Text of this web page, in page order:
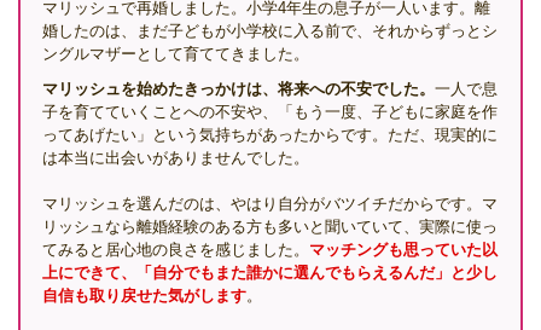
マリッシュで再婚しました。小学4年生の息子が一人います。離
婚したのは、まだ子どもが小学校に入る前で、それからずっとシ
ングルマザーとして育ててきました。
マリッシュを始めたきっかけは、将来への不安でした。 一人で息
子を育てていくことへの不安や、「もう一度、子どもに家庭を作
ってあげたい」という気持ちがあったからです。ただ、現実的に
は本当に出会いがありませんでした。
マリッシュを選んだのは、やはり自分がバツイチだからです。マ
リッシュなら離婚経験のある方も多いと聞いていて、実際に使っ
てみると居心地の良さを感じました。 マッチングも思っていた以
上にできて、「自分でもまた誰かに選んでもらえるんだ」と少し
自信も取り戻せた気がします。